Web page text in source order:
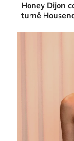
Honey Dijon
turnê